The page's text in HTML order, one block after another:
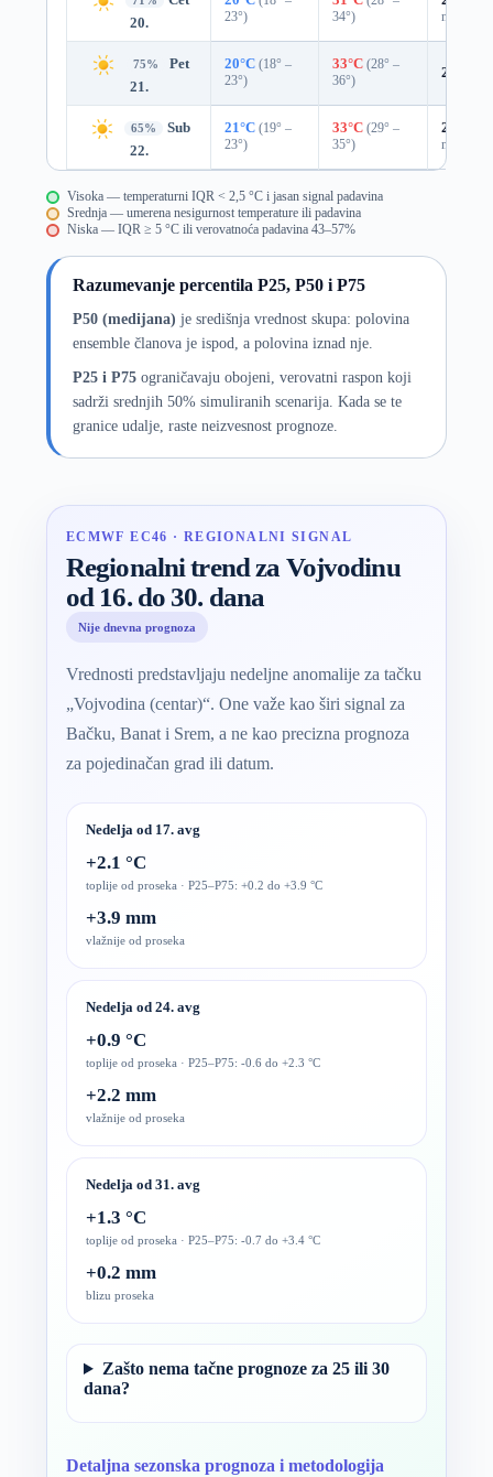
20.
23°)
34°)
mm)
75%
Pet
21.
20°C (18° –
23°)
33°C (28° –
36°)
22%
65%
Sub
22.
21°C (19° –
23°)
33°C (29° –
35°)
25%
mm)
Visoka — temperaturni IQR < 2,5 °C i jasan signal padavina
Srednja — umerena nesigurnost temperature ili padavina
Niska — IQR ≥ 5 °C ili verovatnoća padavina 43–57%
Razumevanje percentila P25, P50 i P75
P50 (medijana) je središnja vrednost skupa: polovina
ensemble članova je ispod, a polovina iznad nje.
P25 i P75ograničavaju obojeni, verovatni raspon koji
sadrži srednjih 50% simuliranih scenarija. Kada se te
granice udalje, raste neizvesnost prognoze.
ECMWF EC46 · REGIONALNI SIGNAL
Regionalni trend za Vojvodinu
od 16. do 30. dana
Nije dnevna prognoza
Vrednosti predstavljaju nedeljne anomalije za tačku
„Vojvodina (centar)“. One važe kao širi signal za
Bačku, Banat i Srem, a ne kao precizna prognoza
za pojedinačan grad ili datum.
Nedelja od 17. avg
+2.1 °C
toplije od proseka · P25–P75: +0.2 do +3.9 °C
+3.9 mm
vlažnije od proseka
Nedelja od 24. avg
+0.9 °C
toplije od proseka · P25–P75: -0.6 do +2.3 °C
+2.2 mm
vlažnije od proseka
Nedelja od 31. avg
+1.3 °C
toplije od proseka · P25–P75: -0.7 do +3.4 °C
+0.2 mm
blizu proseka
Zašto nema tačne prognoze za 25 ili 30
dana?
Detaljna sezonska prognoza i metodologija